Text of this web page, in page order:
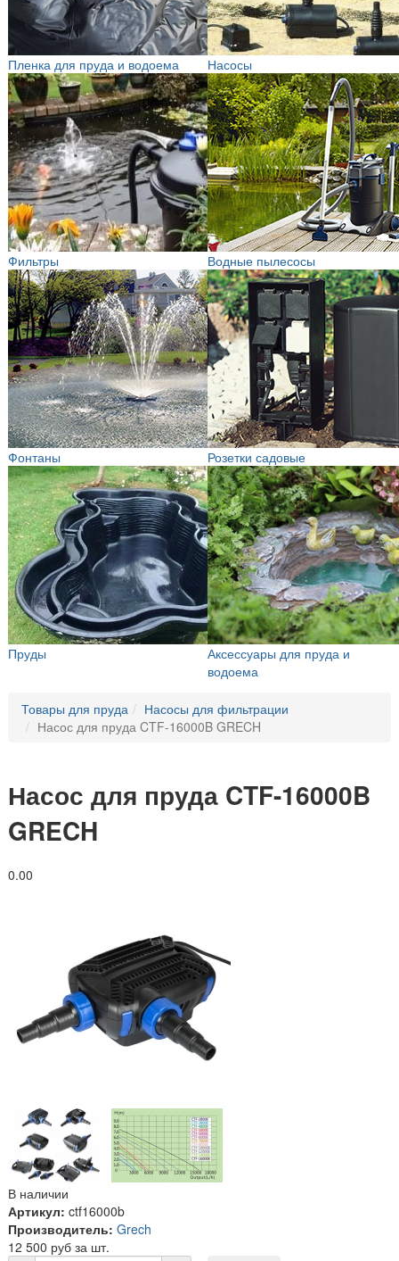
Пленка для пруда и водоема Насосы
Фильтры Водные пылесосы
Фонтаны Розетки садовые
Пруды
Аксессуары для пруда и
водоема
Товары для пруда
Насосы для фильтрации
Насос для пруда CTF-16000B GRECH
Насос для пруда CTF-16000B
GRECH
0.00
В наличии
Артикул: ctf16000b
Производитель: Grech
12 500 руб за шт.